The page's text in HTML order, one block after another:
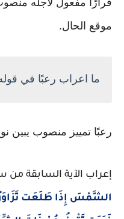
فرارًا مفعول لأجله
موقع الحال.
ما اعراب رعبًا في
رعبًا تمييز منصوب يبين
إعراب الآية السابقة من
الشَّمْسَ إِذَا طَلَعَت